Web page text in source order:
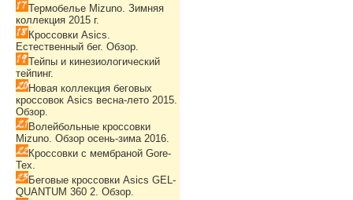
Термобелье Mizuno. Зимняя
коллекция 2015 г.
Кроссовки Asics.
Естественный бег. Обзор.
Тейпы и кинезиологический
тейпинг.
Новая коллекция беговых
кроссовок Asics весна-лето 2015.
Обзор.
Волейбольные кроссовки
Mizuno. Обзор осень-зима 2016.
Кроссовки с мембраной Gore-
Tex.
Беговые кроссовки Asics GEL-
QUANTUM 360 2. Обзор.